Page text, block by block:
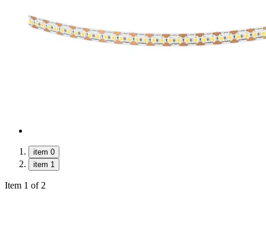
item 0
item 1
Item 1 of 2